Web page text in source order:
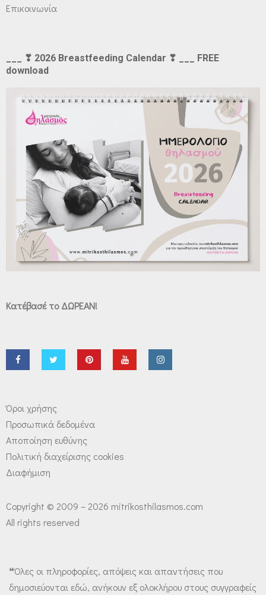
Επικοινωνία
___ ❣ 2026 Breastfeeding Calendar ❣ ___ FREE
download
Κατέβασέ το ΔΩΡΕΑΝ!
Όροι χρήσης
Προσωπικά δεδομένα
Αποποίηση ευθύνης
Πολιτική διαχείρισης cookies
Διαφήμιση
Copyright © 2009 – 2026 mitrikosthilasmos.com
All rights reserved
❝Όλες οι πληροφορίες, απόψεις και απαντήσεις που
δημοσιεύονται εδώ, ανήκουν εξ ολοκλήρου στους συγγραφείς